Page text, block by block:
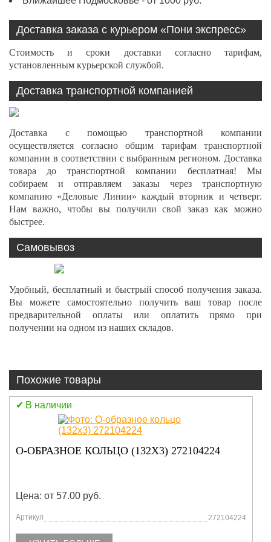
Доставка заказа с курьером «Пони экспресс»
Стоимость и сроки доставки согласно тарифам,
установленным курьерской службой.
Доставка транспортной компанией
Доставка с помощью транспортной компании
осуществляется согласно общим тарифам транспортной
компании в соответствии с выбранным регионом. Доставка
товара до транспортной компании бесплатная! Мы
собираем и отправляем заказы через транспортную
компанию «Деловые Линии» каждый вторник и четверг.
Нам важно, чтобы вы получили свой заказ как можно
быстрее.
Самовывоз
Удобный, бесплатный и быстрый способ получения заказа.
Вы можете самостоятельно получить ваш товар после
предварительной оплаты или оплатить прямо при
получении на одном из наших складов.
Похожие товары
В наличии
ВЫКЛЮЧАТЕЛЬ МАССЫ 803611819
Цена: от 57.00 руб.
Артикул 803611819